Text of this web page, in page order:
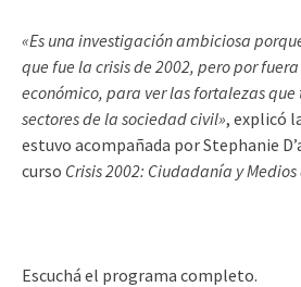
«Es una investigación ambiciosa
que fue la crisis de 2002, pero por
económico, para ver las fortalezas
sectores de la sociedad civil», explicó
estuvo acompañada por Stephanie
curso Crisis 2002: Ciudadanía y
Escuchá el programa completo.